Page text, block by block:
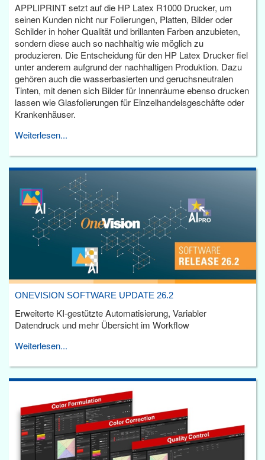
APPLIPRINT setzt auf die HP Latex R1000 Drucker, um
seinen Kunden nicht nur Folierungen, Platten, Bilder oder
Schilder in hoher Qualität und brillanten Farben anzubieten,
sondern diese auch so nachhaltig wie möglich zu
produzieren. Die Entscheidung für den HP Latex Drucker fiel
unter anderem aufgrund der nachhaltigen Produktion. Dazu
gehören auch die wasserbasierten und geruchsneutralen
Tinten, mit denen sich Bilder für Innenräume ebenso drucken
lassen wie Glasfolierungen für Einzelhandelsgeschäfte oder
Krankenhäuser.
Weiterlesen...
ONEVISION SOFTWARE UPDATE 26.2
Erweiterte KI-gestützte Automatisierung, Variabler
Datendruck und mehr Übersicht im Workflow
Weiterlesen...